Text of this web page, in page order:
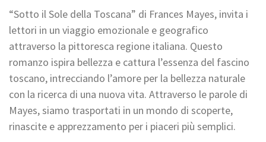
“Sotto il Sole della Toscana” di Frances Mayes, invita i
lettori in un viaggio emozionale e geografico
attraverso la pittoresca regione italiana. Questo
romanzo ispira bellezza e cattura l’essenza del fascino
toscano, intrecciando l’amore per la bellezza naturale
con la ricerca di una nuova vita. Attraverso le parole di
Mayes, siamo trasportati in un mondo di scoperte,
rinascite e apprezzamento per i piaceri più semplici.